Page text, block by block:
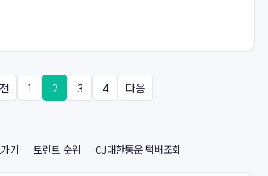
1 2 3 4 다음
기 토렌트 순위 CJ대한통운 택배조회